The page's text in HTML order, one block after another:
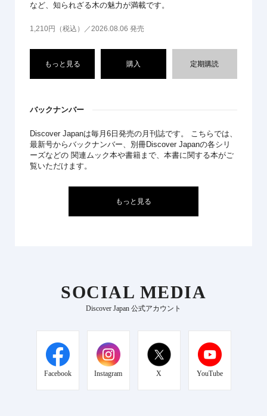
など、知られざる木の魅力が満載です。
1,210円（税込）／2026.08.06 発売
もっと見る 購入 定期購読
バックナンバー
Discover Japanは毎月6日発売の月刊誌です。 こちらでは、
最新号からバックナンバー、別冊Discover Japanの各シリ
ーズなどの 関連ムック本や書籍まで、本書に関する本がご
覧いただけます。
もっと見る
SOCIAL MEDIA
Discover Japan 公式アカウント
Facebook Instagram X YouTube